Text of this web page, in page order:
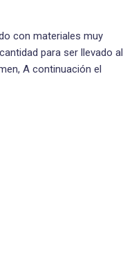
con materiales muy
para ser llevado al
A continuación el